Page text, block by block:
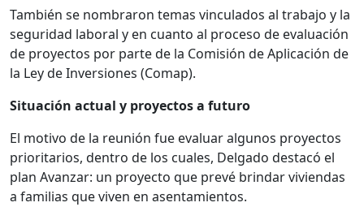
También se nombraron temas vinculados al trabajo y la
seguridad laboral y en cuanto al proceso de evaluación
de proyectos por parte de la Comisión de Aplicación de
la Ley de Inversiones (Comap).
Situación actual y proyectos a futuro
El motivo de la reunión fue evaluar algunos proyectos
prioritarios, dentro de los cuales, Delgado destacó el
plan Avanzar: un proyecto que prevé brindar viviendas
a familias que viven en asentamientos.